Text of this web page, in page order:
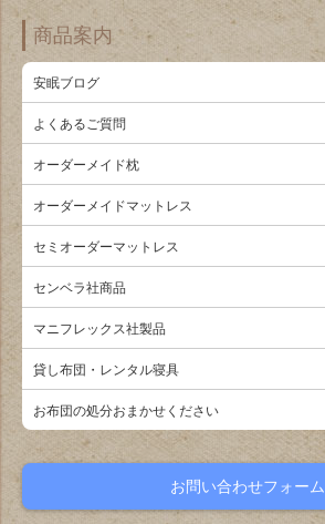
商品案内
安眠ブログ
よくあるご質問
オーダーメイド枕
オーダーメイドマットレス
セミオーダーマットレス
センベラ社商品
マニフレックス社製品
貸し布団・レンタル寝具
お布団の処分おまかせください
お問い合わせフォーム